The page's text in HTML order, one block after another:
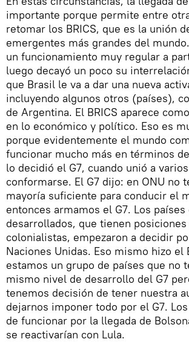
importante porque permite entre
retomar los BRICS, que es la unión
emergentes más grandes del
un funcionamiento muy regular a
luego decayó un poco su
que Brasil le va a dar una nueva
incluyendo algunos otros (países),
de Argentina. El BRICS aparece
en lo económico y político. Eso es
porque evidentemente el mundo
funcionar mucho más en términos
lo decidió el G7, cuando unió a
conformarse. El G7 dijo: en ONU no
mayoría suficiente para conducir el
entonces armamos el G7. Los
desarrollados, que tienen
colonialistas, empezaron a decidir
Naciones Unidas. Eso mismo hizo el
estamos un grupo de países que no
mismo nivel de desarrollo del G7
tenemos decisión de tener nuestra
dejarnos imponer todo por el G7.
de funcionar por la llegada de
se reactivarían con Lula.